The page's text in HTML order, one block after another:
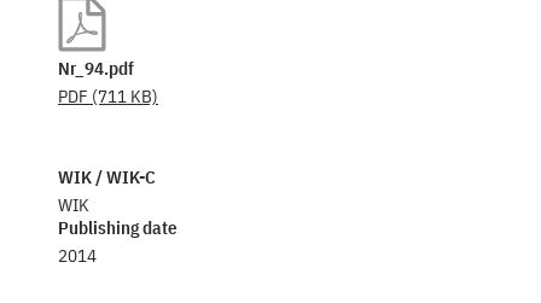
Nr_94.pdf
PDF (711 KB)
WIK / WIK-C
WIK
Publishing date
2014